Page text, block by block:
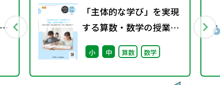
「主体的な学び」を実現
する算数・数学の授業づ
くり ～教材の本質からの
個と集団の「問い」を育
てる指導を通して～（特
小 中 算数 数学